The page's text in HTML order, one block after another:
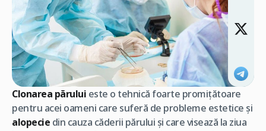
Clonarea părului este o tehnică foarte promițătoare
pentru acei oameni care suferă de probleme estetice și
alopecie din cauza căderii părului și care visează la ziua